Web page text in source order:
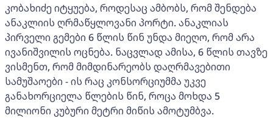
კობახიძე იტყუება, როდესაც ამბობს, რომ შენდება
ანაკლიის ღრმაწყლოვანი პორტი. ანაკლიას
პირველი გემები 6 წლის წინ უნდა მიეღო, რომ არა
ივანიშვილის ოცნება. ნაცვლად ამისა, 6 წლის თავზე
ვისმენთ, რომ მიმდინარეობს დაღრმავებითი
სამუშაოები - ის რაც კონსორციუმმა უკვე
განახორციელა წლების წინ, როცა მოხდა 5
მილიონი კუბური მეტრი მიწის ამოტუმბვა.